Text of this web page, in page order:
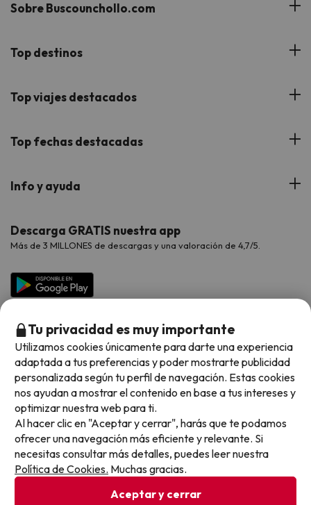
Sobre Buscounchollo.com
¿Quiénes somos?
Buscounchollo en los medios
Proveedores
Viajes para grupos
Top destinos
Hoteles Andalucía
Hoteles Cataluña
Hoteles Galicia
Hoteles Salou
Top viajes destacados
Viajes con Niños
Viajes de Novios
Chollos con Todo Incluido
Chollos en la playa
Hoteles con toboganes
Selección de la Newsletter
Los favoritos de nuestros clientes
Top fechas destacadas
Verano
Vacaciones en Agosto
Vacaciones en Octubre
Vacaciones en Noviembre
Info y ayuda
Contáctanos
Preguntas frecuentes
Descarga GRATIS nuestra app
Más de 3 MILLONES de descargas y una valoración de 4,7/5.
Métodos de pago disponibles
Condiciones generales
Tu privacidad es muy importante
Utilizamos cookies únicamente para darte una experiencia
adaptada a tus preferencias y poder mostrarte publicidad
personalizada según tu perfil de navegación. Estas cookies
nos ayudan a mostrar el contenido en base a tus intereses y
optimizar nuestra web para ti.
Al hacer clic en "Aceptar y cerrar", harás que te podamos
ofrecer una navegación más eficiente y relevante. Si
necesitas consultar más detalles, puedes leer nuestra
Política de Cookies. Muchas gracias.
Aceptar y cerrar